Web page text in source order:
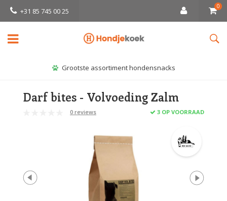
+31 85 745 00 25
0
Grootste assortiment hondensnacks
Darf bites - Volvoeding Zalm
0 reviews 3 OP VOORRAAD